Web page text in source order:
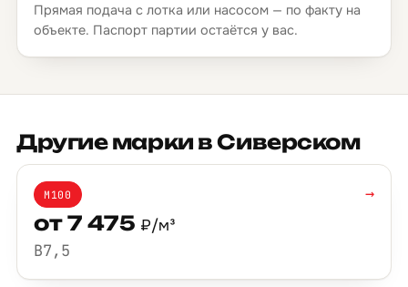
Прямая подача с лотка или насосом — по факту на
объекте. Паспорт партии остаётся у вас.
Другие марки в Сиверском
М100
от 7 475 ₽/м³
B7,5
→